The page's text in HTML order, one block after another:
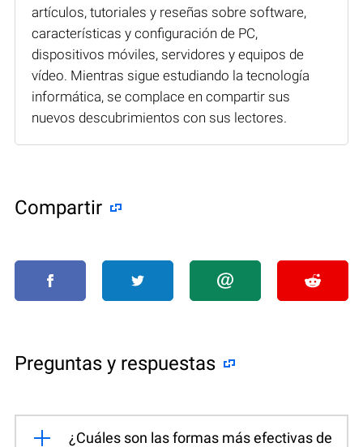
artículos, tutoriales y reseñas sobre software,
características y configuración de PC,
dispositivos móviles, servidores y equipos de
vídeo. Mientras sigue estudiando la tecnología
informática, se complace en compartir sus
nuevos descubrimientos con sus lectores.
Compartir
Preguntas y respuestas
¿Cuáles son las formas más efectivas de